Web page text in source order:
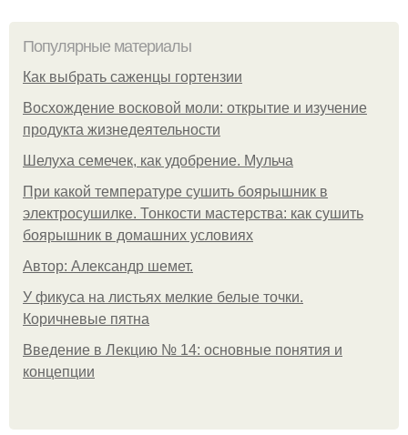
Популярные материалы
Как выбрать саженцы гортензии
Восхождение восковой моли: открытие и изучение
продукта жизнедеятельности
Шелуха семечек, как удобрение. Мульча
При какой температуре сушить боярышник в
электросушилке. Тонкости мастерства: как сушить
боярышник в домашних условиях
Автор: Александр шемет.
У фикуса на листьях мелкие белые точки.
Коричневые пятна
Введение в Лекцию № 14: основные понятия и
концепции